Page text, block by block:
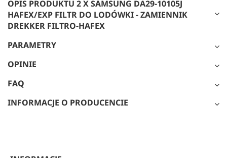
OPIS PRODUKTU 2 X SAMSUNG DA29-10105J
HAFEX/EXP FILTR DO LODÓWKI - ZAMIENNIK
DREKKER FILTRO-HAFEX
PARAMETRY
OPINIE
FAQ
INFORMACJE O PRODUCENCIE